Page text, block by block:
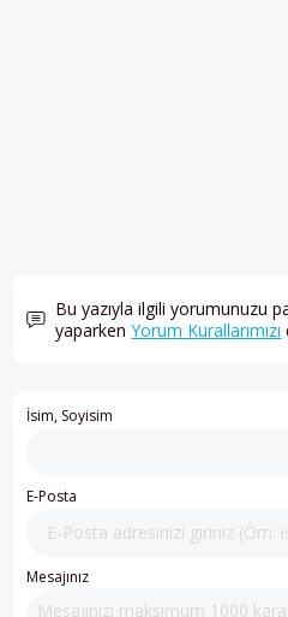
Bu yazıyla ilgili yorumunuzu
yaparkenYorum Kurallarımızı
İsim, Soyisim
E-Posta
Mesajınız